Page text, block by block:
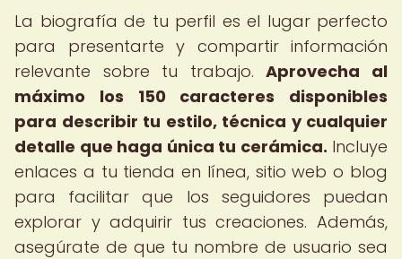
La biografía de tu perfil es el lugar perfecto
para presentarte y compartir información
relevante sobre tu trabajo.Aprovecha al
máximo los 150 caracteres disponibles
para describir tu estilo, técnica y cualquier
detalle que haga única tu cerámica. Incluye
enlaces a tu tienda en línea, sitio web o blog
para facilitar que los seguidores puedan
explorar y adquirir tus creaciones. Además,
asegúrate de que tu nombre de usuario sea